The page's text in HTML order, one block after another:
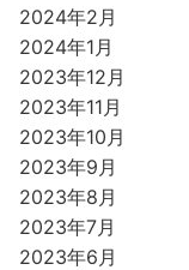
2024年2月
2024年1月
2023年12月
2023年11月
2023年10月
2023年9月
2023年8月
2023年7月
2023年6月